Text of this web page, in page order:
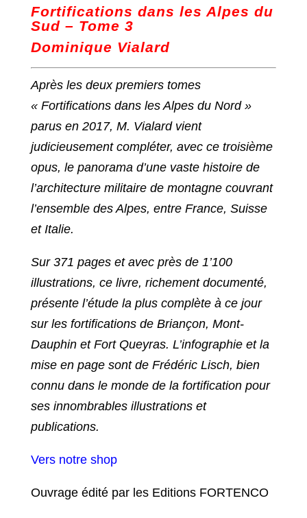
Fortifications dans les Alpes du
Sud – Tome 3
Dominique Vialard
Après les deux premiers tomes
« Fortifications dans les Alpes du Nord »
parus en 2017, M. Vialard vient
judicieusement compléter, avec ce troisième
opus, le panorama d’une vaste histoire de
l’architecture militaire de montagne couvrant
l’ensemble des Alpes, entre France, Suisse
et Italie.
Sur 371 pages et avec près de 1’100
illustrations, ce livre, richement documenté,
présente l’étude la plus complète à ce jour
sur les fortifications de Briançon, Mont-
Dauphin et Fort Queyras. L’infographie et la
mise en page sont de Frédéric Lisch, bien
connu dans le monde de la fortification pour
ses innombrables illustrations et
publications.
Vers notre shop
Ouvrage édité par les Editions FORTENCO